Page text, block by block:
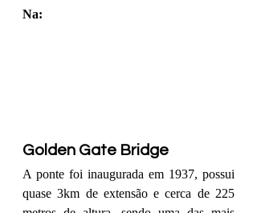
Na:
Golden Gate Bridge
A ponte foi inaugurada em 1937, possui
quase 3km de extensão e cerca de 225